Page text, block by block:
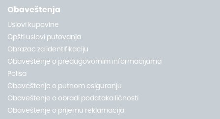
Obaveštenja
Uslovi kupovine
Opšti uslovi putovanja
Obrazac za identifikaciju
Obaveštenje o predugovornim informacijama
Polisa
Obaveštenje o putnom osiguranju
Obaveštenje o obradi podataka ličnosti
Obaveštenje o prijemu reklamacija